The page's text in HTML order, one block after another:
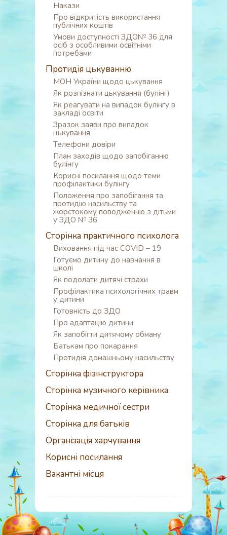
Накази
Про відкритість використання
публічних коштів
Умови доступності ЗДО№ 36 для
осіб з особливими освітніми
потребами
Протидія цькуванню
МОН України щодо цькування
Як розпізнати цькування (булінг)
Як реагувати на випадок булінгу в
закладі освіти
Зразок заяви про випадок
цькування
Телефони довіри
План заходів щодо запобіганню
булінгу
Корисні посилання щодо теми
профілактики булінгу
Положення про запобігання та
протидію насильству та
жорстокому поводженню з дітьми
у ЗДО № 36
Сторінка практичного психолога
Виховання під час COVID – 19
Готуємо дитину до навчання в
школі
Як подолати дитячі страхи
Профілактика психологічних травм
у дитини
Готовність до ЗДО
Про адаптацію дитини
Як запобігти дитячому обману
Батькам про покарання
Протидія домашньому насильству
Сторінка фізінструктора
Сторінка музичного керівника
Сторінка медичної сестри
Сторінка для батьків
Організація харчування
Корисні посилання
Вакантні місця